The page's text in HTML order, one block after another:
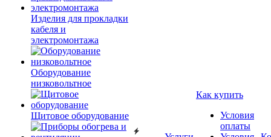
Изделия для прокладки
кабеля и
электромонтажа
Оборудование
низковольтное
Щитовое оборудование
Как купить
Условия
оплаты